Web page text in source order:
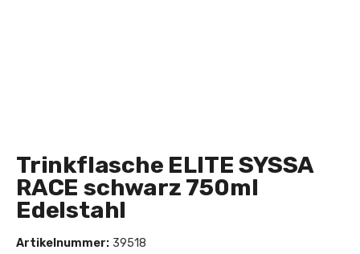
Trinkflasche ELITE SYSSA
RACE schwarz 750ml
Edelstahl
Artikelnummer: 39518